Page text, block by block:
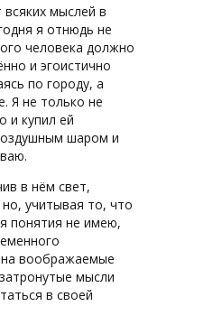
мыслей в
я отнюдь не
человека должно
и эгоистично
по городу, а
Я не только не
и купил ей
шаром и
в нём свет,
учитывая то, что
понятия не имею,
на воображаемые
мысли
в своей